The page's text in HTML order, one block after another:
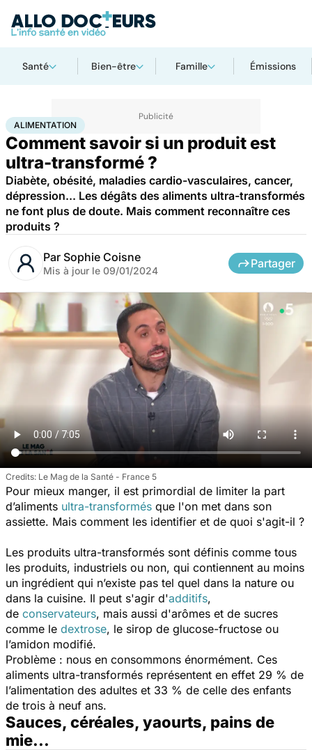
Santé Bien-être Famille Émissions
AccueilBien-être Nutrition Alimentation
ALIMENTATION
Comment savoir si un produit est
ultra-transformé ?
Diabète, obésité, maladies cardio-vasculaires, cancer,
dépression... Les dégâts des aliments ultra-transformés
ne font plus de doute. Mais comment reconnaître ces
produits ?
Par Sophie Coisne
Mis à jour le 09/01/2024
Partager
Le Mag de la Santé - France 5
Pour mieux manger, il est primordial de limiter la part
d’aliments ultra-transformés que l'on met dans son
assiette. Mais comment les identifier et de quoi s'agit-il ?
Les produits ultra-transformés sont définis comme tous
les produits, industriels ou non, qui contiennent au moins
un ingrédient qui n’existe pas tel quel dans la nature ou
dans la cuisine. Il peut s'agir d'additifs,
de conservateurs, mais aussi d'arômes et de sucres
comme le dextrose, le sirop de glucose-fructose ou
l’amidon modifié.
Problème : nous en consommons énormément. Ces
aliments ultra-transformés représentent en effet 29 % de
l’alimentation des adultes et 33 % de celle des enfants
de trois à neuf ans.
Sauces, céréales, yaourts, pains de
mie...